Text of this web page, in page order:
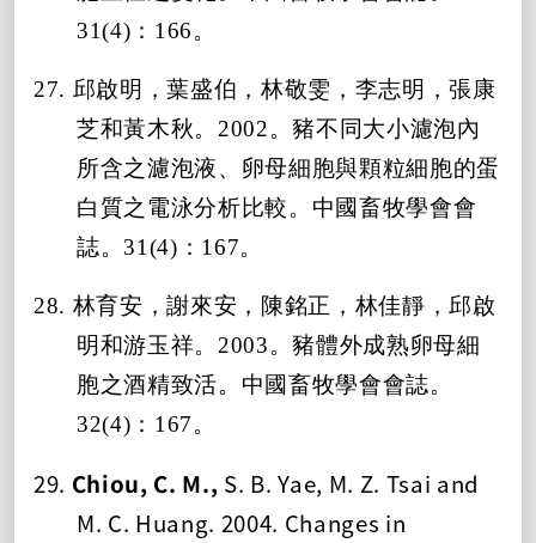
31(4)：166。
27. 邱啟明，葉盛伯，林敬雯，李志明，張康
芝和黃木秋。2002。豬不同大小濾泡內
所含之濾泡液、卵母細胞與顆粒細胞的蛋
白質之電泳分析比較。中國畜牧學會會
誌。31(4)：167。
28. 林育安，謝來安，陳銘正，林佳靜，邱啟
明和游玉祥。2003。豬體外成熟卵母細
胞之酒精致活。 中國畜牧學會會誌。
32(4)：167。
29. Chiou, C. M., S. B. Yae, M. Z. Tsai and
M. C. Huang. 2004. Changes in